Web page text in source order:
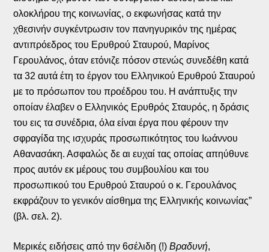
ολοκλήρου της κοινωνίας, ο εκφωνήσας κατά την
χθεσινήν συγκέντρωσιν τον πανηγυρικόν της ημέρας
αντιπρόεδρος του Ερυθρού Σταυρού, Μαρίνος
Γερουλάνος, όταν ετόνιζε πόσον στενώς συνεδέθη κατά
τα 32 αυτά έτη το έργον του Ελληνικού Ερυθρού Σταυρού
με το πρόσωπον του προέδρου του. Η ανάπτυξις την
οποίαν έλαβεν ο Ελληνικός Ερυθρός Σταυρός, η δράσις
του εις τα συνέδρια, όλα είναι έργα που φέρουν την
σφραγίδα της ισχυράς προσωπικότητος του Ιωάννου
Αθανασάκη. Ασφαλώς δε αι ευχαί τας οποίας απηύθυνε
προς αυτόν εκ μέρους του συμβουλίου και του
προσωπικού του Ερυθρού Σταυρού ο κ. Γερουλάνος
εκφράζουν το γενικόν αίσθημα της Ελληνικής κοινωνίας”
(βλ. σελ. 2).
Μερικές ειδήσεις από την 6σέλιδη (!)Βραδυνή,